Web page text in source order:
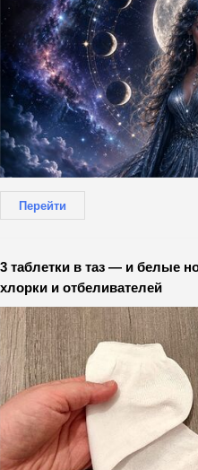
Перейти
3 таблетки в таз — и белые
хлорки и отбеливателей